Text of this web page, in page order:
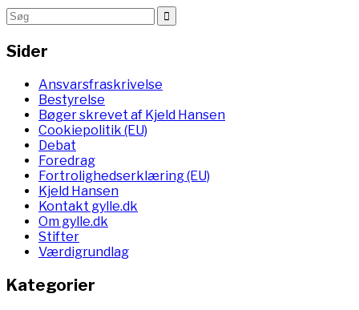
Sider
Ansvarsfraskrivelse
Bestyrelse
Bøger skrevet af Kjeld Hansen
Cookiepolitik (EU)
Debat
Foredrag
Fortrolighedserklæring (EU)
Kjeld Hansen
Kontakt gylle.dk
Om gylle.dk
Stifter
Værdigrundlag
Kategorier